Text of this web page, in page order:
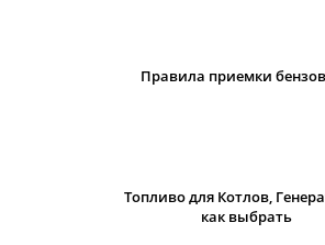
Правила приемки
Топливо для Котлов,
как выбрать